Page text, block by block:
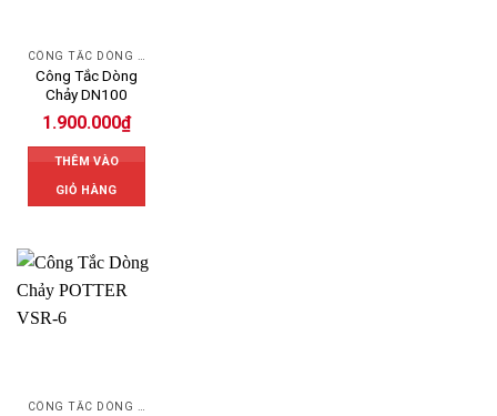
CÔNG TẮC DÒNG CHẢY
Công Tắc Dòng
Chảy DN100
1.900.000₫
THÊM VÀO
GIỎ HÀNG
CÔNG TẮC DÒNG CHẢY